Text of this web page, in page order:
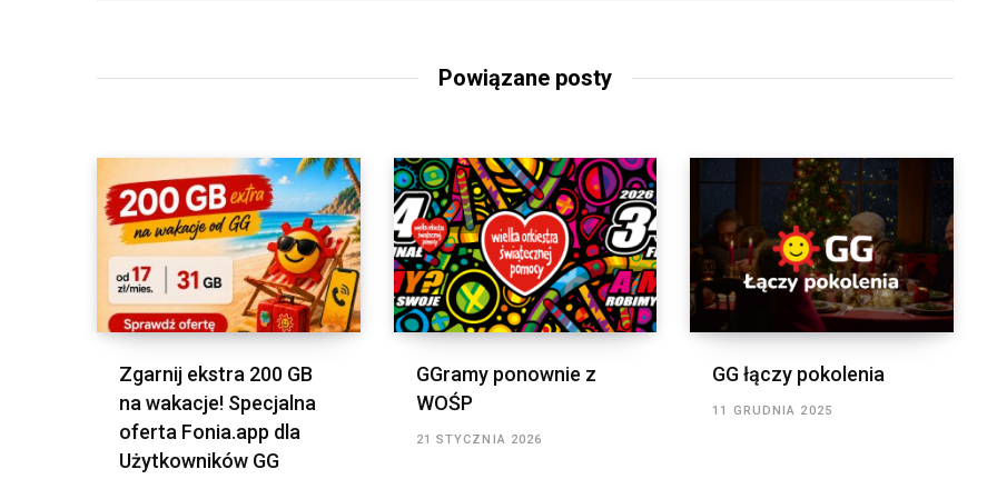
Powiązane posty
Zgarnij ekstra 200 GB
na wakacje! Specjalna
oferta Fonia.app dla
Użytkowników GG
GGramy ponownie z
WOŚP
21 STYCZNIA 2026
GG łączy pokolenia
11 GRUDNIA 2025